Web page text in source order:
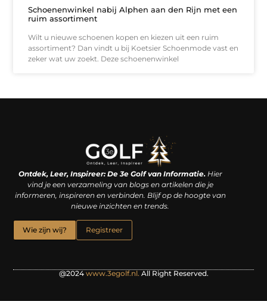
Schoenenwinkel nabij Alphen aan den Rijn met een
ruim assortiment
Wilt u nieuwe schoenen kopen en kiezen uit een ruim
assortiment? Dan vindt u bij Koetsier Schoenmode vast en
zeker wat uw zoekt. Deze schoenenwinkel
Ontdek, Leer, Inspireer: De 3e Golf van Informatie.Hier
vind je een verzameling van blogs en artikelen die je
informeren, inspireren en verbinden. Blijf op de hoogte van
nieuwe inzichten en trends.
Wie zijn wij? Registreer
@2024www.3egolf.nl.All Right Reserved.